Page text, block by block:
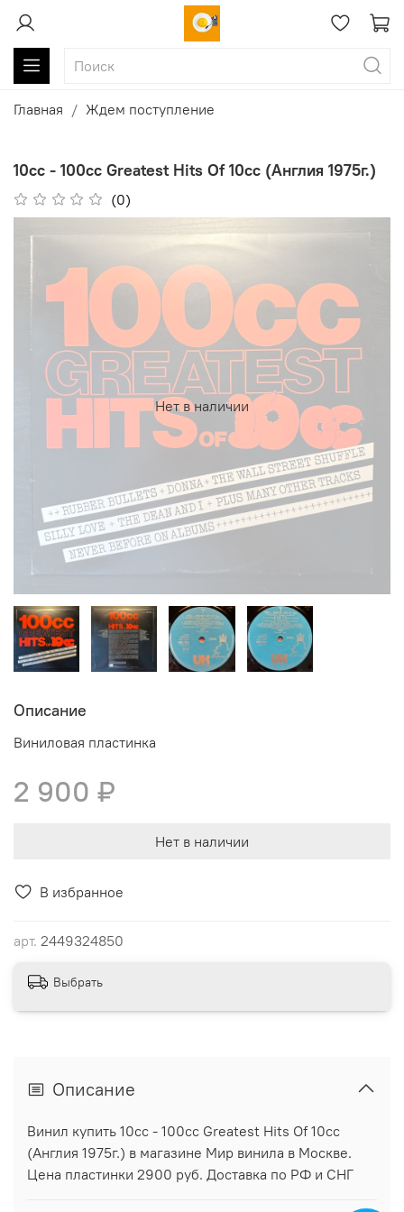
Главная Ждем поступление
10cc - 100cc Greatest Hits Of 10cc (Англия 1975г.)
(0)
В избранное
арт. 2449324850
Нет в наличии
Описание
Виниловая пластинка
2 900 ₽
Нет в наличии
Выбрать
Описание
Винил купить 10cc - 100cc Greatest Hits Of 10cc
(Англия 1975г.) в магазине Мир винила в Москве.
Цена пластинки 2900 руб. Доставка по РФ и СНГ